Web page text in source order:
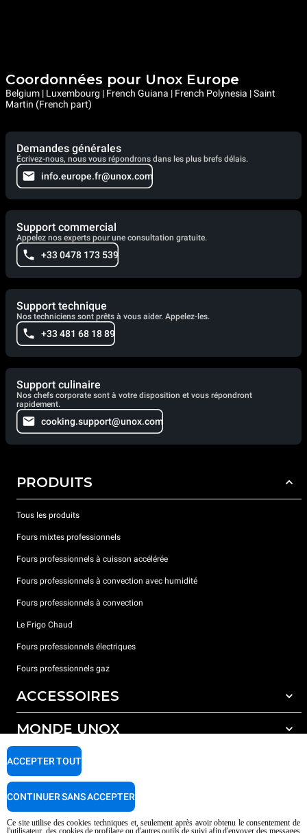
Coordonnées pour Unox Europe
Belgium | Luxembourg | French Guiana | French Polynesia | Saint
Martin (French part)
Demandes générales
Écrivez-nous, nous vous répondrons dans les plus brefs délais.
info.europe.fr@unox.com
Support commercial
Appelez nos experts pour une consultation gratuite.
+33 0478 173 539
Support technique
Nos techniciens sont prêts à vous aider. Appelez-les.
+33 481 68 18 89
Support culinaire
Nos chefs corporate sont à votre disposition et vous répondront
rapidement.
cooking.support@unox.com
PRODUITS
Tous les produits
Fours mixtes professionnels
Fours professionnels à cuisson accélérée
Fours professionnels à convection avec humidité
Fours professionnels à convection
Le Frigo Chaud
Fours professionnels électriques
Fours professionnels gaz
ACCESSOIRES
Tous les accessoires
Détergents pour lavage automatique
Détergents pour lavage manuel
Traitement de l'eau avec filtres à résine
MONDE UNOX
Nos bureaux dans le monde
SUPPORT
Garantie Unox
Ce site utilise des cookies techniques et, seulement après avoir obtenu le consentement de
l'utilisateur, des cookies de profilage ou d'autres outils de suivi afin d'envoyer des messages
ACCEPTER TOUT
CONTINUER SANS ACCEPTER